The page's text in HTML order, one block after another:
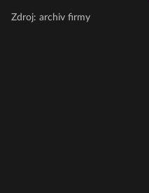
Zdroj: archiv firmy